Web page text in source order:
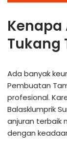
Kenapa
Tukang
Ada banyak
Pembuatan
profesional.
Balasklumprik
anjuran terbaik
dengan